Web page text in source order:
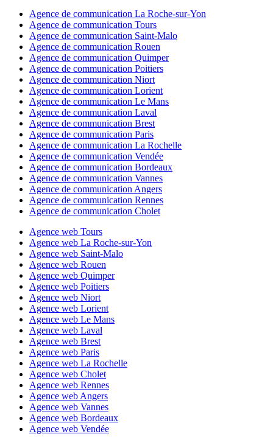
Agence de communication La Roche-sur-Yon
Agence de communication Tours
Agence de communication Saint-Malo
Agence de communication Rouen
Agence de communication Quimper
Agence de communication Poitiers
Agence de communication Niort
Agence de communication Lorient
Agence de communication Le Mans
Agence de communication Laval
Agence de communication Brest
Agence de communication Paris
Agence de communication La Rochelle
Agence de communication Vendée
Agence de communication Bordeaux
Agence de communication Vannes
Agence de communication Angers
Agence de communication Rennes
Agence de communication Cholet
Agence web Tours
Agence web La Roche-sur-Yon
Agence web Saint-Malo
Agence web Rouen
Agence web Quimper
Agence web Poitiers
Agence web Niort
Agence web Lorient
Agence web Le Mans
Agence web Laval
Agence web Brest
Agence web Paris
Agence web La Rochelle
Agence web Cholet
Agence web Rennes
Agence web Angers
Agence web Vannes
Agence web Bordeaux
Agence web Vendée